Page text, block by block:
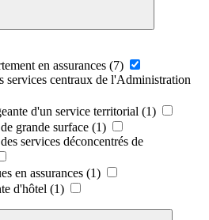
en assurances (7)
services centraux de l'Administration
d'un service territorial (1)
grande surface (1)
services déconcentrés de
en assurances (1)
d'hôtel (1)